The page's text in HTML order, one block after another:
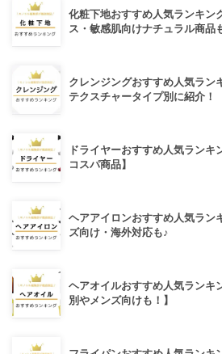
化粧下地おすすめ人気ランキン
ス・敏感肌向けナチュラル商品
クレンジングおすすめ人気ラン
テクスチャータイプ別に紹介！
ドライヤーおすすめ人気ランキ
コスパ商品】
ヘアアイロンおすすめ人気ラン
ズ向け・海外対応も♪
ヘアオイルおすすめ人気ランキ
別やメンズ向けも！】